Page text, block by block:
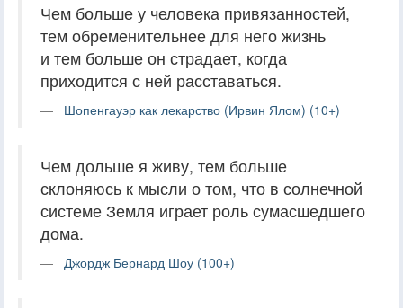
Чем больше у человека привязанностей,
тем обременительнее для него жизнь
и тем больше он страдает, когда
приходится с ней расставаться.
Шопенгауэр как лекарство (Ирвин Ялом) (10+)
Чем дольше я живу, тем больше
склоняюсь к мысли о том, что в солнечной
системе Земля играет роль сумасшедшего
дома.
Джордж Бернард Шоу (100+)